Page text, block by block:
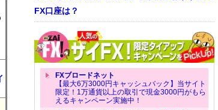
FX口座は？
FXブロードネット
【最大6万3000円キャッシュバック】当サイト
限定！1万通貨以上の取引で現金3000円がもら
えるキャンペーン実施中！